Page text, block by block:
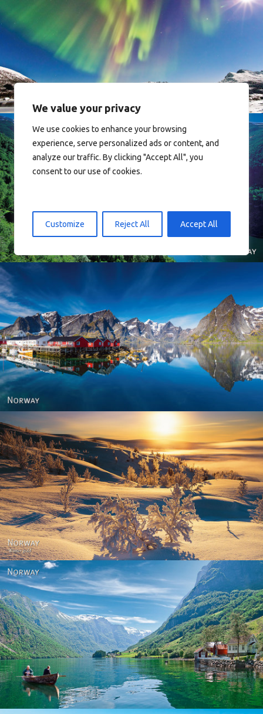
We value your privacy
We use cookies to enhance your browsing
experience, serve personalized ads or content, and
analyze our traffic. By clicking "Accept All", you
consent to our use of cookies.
Customize Reject All Accept All
Norway
Reine - Lofoten, Nord Norge. North Norway.
Norway - Winter gold
Norway